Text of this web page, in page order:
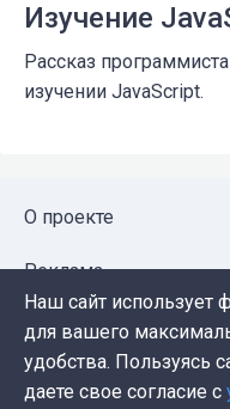
Изучение
Рассказ
изучении JavaScript.
О проекте
Реклама
Публичная оферта
Политика
Наш сайт использует
для вашего
удобства. Пользуясь
даете свое согласие с